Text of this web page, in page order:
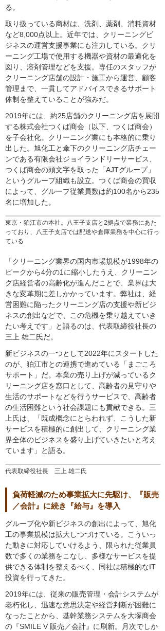
東京・狛江市の本社。八王子支店と2拠点で業務にあた
っており、八王子支店では配送や倉庫業務を中心に行っ
ている
る。
取り扱っている商材は、洗剤、薬剤、消耗資材
など8,000点以上。近年では、クリーニングビ
ジネスの運営支援事業にも注力している。クリ
ーニング工場で使用する機器や資材の最適化を
図り、溶剤管理などを支援。専任のスタッフが
クリーニング店舗の設計・施工から運営、顧客
管理まで、一貫してアドバイスできるサポート
体制を整えていることが強みだ。
2019年には、約25店舗のクリーニング店を展開
する株式会社つくば商会（以下、つくば商会）
を子会社化。クリーニング業にも本格的に乗り
出した。旭化工と傘下のクリーニング店チェー
ンである有限会社ジョイランドリーサービス、
つくば商会の頭文字を取った「AJTグループ」
というグループ組織も設立。つくば商会の買収
によって、グループ従業員数は約100名から235
名に増加した。
代表取締役社長 三上 雄二氏
「クリーニング業界の国内市場規模が1998年の
ピークから4分の1に縮小したうえ、クリーニン
グ店経営者の高齢化が進んだことで、業界は大
きな変革期に差しかかっています。弊社は、経
営困難に陥ったクリーニング店の支援や新ビジ
ネスの創出などで、この危機を乗り越えていき
たい考えです」と語るのは、代表取締役社長の
三上 雄二氏だ。
新ビジネスの一つとして2022年にスタートした
のが、狛江市との連携で進めている「まごころ
サポート」だ。本業の売り上げが減っているク
リーニング店を窓口として、高齢者の見守りや
生活のサポートなどを行うサービスで、高齢者
の生活困難という社会課題にも貢献できる。三
上氏は、「既成概念にとらわれず、こうした新
サービスを積極的に創出して、クリーニング業
界全体のビジネスを盛り上げていきたいと考え
ています」と語る。
負荷軽減のため事業拡大に先駆け、『販売
／会計』に続き『給与』を導入
グループ化や新ビジネスの創出によって、旭化
工の事業規模は拡大しつづけている。こういっ
た動きに対応していけるよう、限られた従業員
数で多くの業務をこなし、多様なサービスを提
供できる体制を整えるべく、同社は積極的なIT
投資を行ってきた。
2019年には、従来の販売管理・会計システムが
老朽化し、迅速な意思決定や経営判断が困難に
なったことから、基幹業務システムを大塚商会
の『SMILE V 販売／会計』に刷新。月次でしか